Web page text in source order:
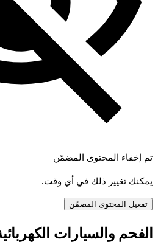
تم إخفاء المحتوى المضمّن
يمكنك تغيير ذلك في أي وقت.
تفعيل المحتوى المضمّن
الفحم والسيارات الكهربائية